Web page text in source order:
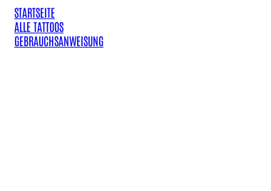
STARTSEITE
ALLE TATTOOS
GEBRAUCHSANWEISUNG